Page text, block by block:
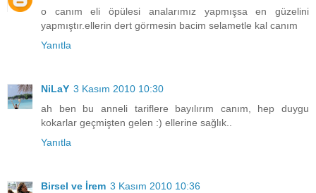
o canım eli öpülesi analarımız yapmışsa en güzelini
yapmıştır.ellerin dert görmesin bacim selametle kal canım
Yanıtla
NiLaY 3 Kasım 2010 10:30
ah ben bu anneli tariflere bayılırım canım, hep duygu
kokarlar geçmişten gelen :) ellerine sağlık..
Yanıtla
Birsel ve İrem 3 Kasım 2010 10:36